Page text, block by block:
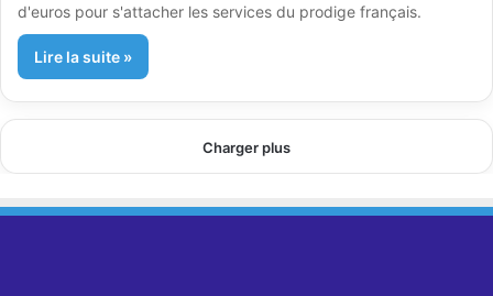
d'euros pour s'attacher les services du prodige français.
Lire la suite »
Charger plus